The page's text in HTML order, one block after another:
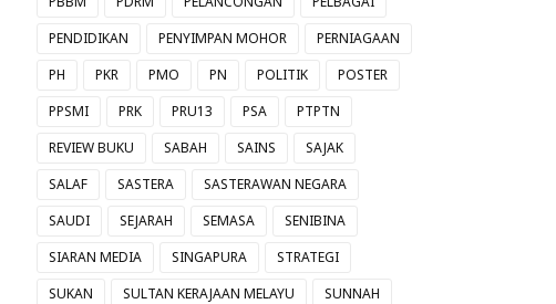
PENDIDIKAN
PENYIMPAN MOHOR
PERNIAGAAN
PH
PKR PMO PN POLITIK
POSTER
PPSMI
PRK PRU13 PSA
PTPTN
REVIEW BUKU
SABAH SAINS
SAJAK
SALAF
SASTERA
SASTERAWAN NEGARA
SAUDI
SEJARAH SEMASA
SENIBINA
SIARAN MEDIA
SINGAPURA
STRATEGI
SUKAN
SULTAN KERAJAAN MELAYU
SUNNAH